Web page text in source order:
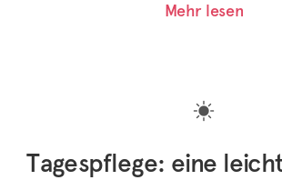
Mehr lesen
Tagespflege: eine